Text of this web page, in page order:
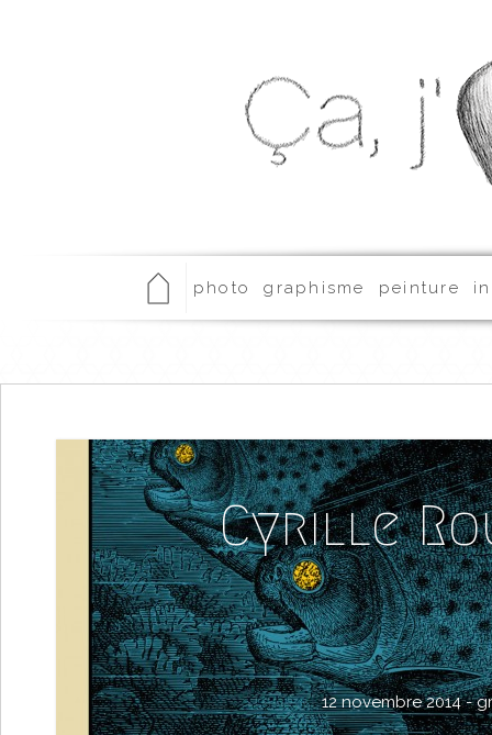
photo graphisme peinture
Cyrille
12 novembre 2014 -